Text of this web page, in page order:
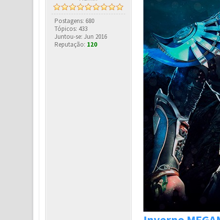
Postagens: 680
Tópicos: 433
Juntou-se: Jun 2016
Reputação: 120